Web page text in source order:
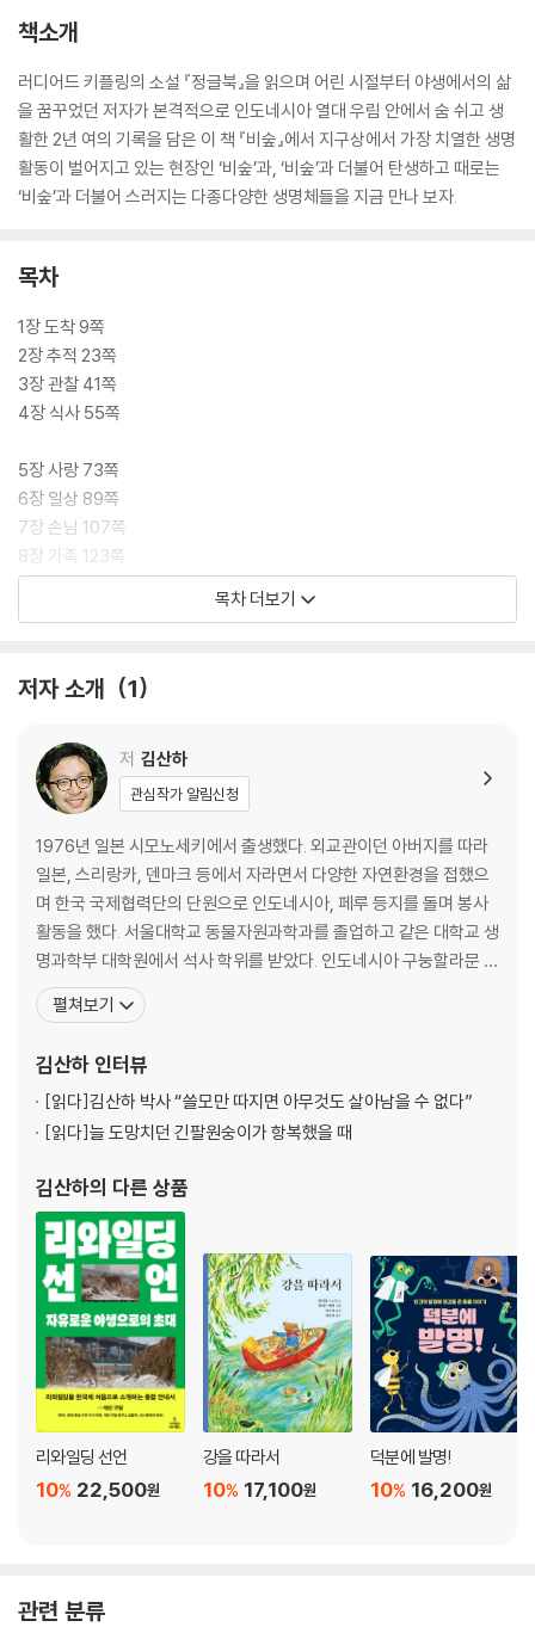
책소개
러디어드 키플링의 소설 『정글북』을 읽으며 어린 시절부터 야생에서의 삶
을 꿈꾸었던 저자가 본격적으로 인도네시아 열대 우림 안에서 숨 쉬고 생
활한 2년 여의 기록을 담은 이 책 『비숲』에서 지구상에서 가장 치열한 생명
활동이 벌어지고 있는 현장인 ‘비숲’과, ‘비숲’과 더불어 탄생하고 때로는
‘비숲’과 더불어 스러지는 다종다양한 생명체들을 지금 만나 보자.
목차
1장 도착 9쪽
2장 추적 23쪽
3장 관찰 41쪽
4장 식사 55쪽
5장 사랑 73쪽
6장 일상 89쪽
7장 손님 107쪽
8장 가족 123쪽
12장 친구 189쪽
13장 관계 205쪽
14장 여유 223쪽
15장 기록 243쪽
16장 여행 261쪽
17장 기억 277쪽
18장 녹지 293쪽
19장 앨범 313쪽
20장 떠남 333쪽
사진 저작권 351쪽
목차 더보기
저자 소개 1
저 김산하
관심작가 알림신청
1976년 일본 시모노세키에서 출생했다. 외교관이던 아버지를 따라
일본, 스리랑카, 덴마크 등에서 자라면서 다양한 자연환경을 접했으
며 한국 국제협력단의 단원으로 인도네시아, 페루 등지를 돌며 봉사
활동을 했다. 서울대학교 동물자원과학과를 졸업하고 같은 대학교 생
명과학부 대학원에서 석사 학위를 받았다. 인도네시아 구눙할라문 국
립공원에서 자바긴팔원숭이를 연구한 우리나라 최초의 야생 영장류
학자로, 예술적 감성과 인문학적 소양을 두루 갖춘 과학자다. 생태학
융합하는 작업에도 관심을 가져 영국 크랜필드대학교 디자인센터에
서 박사
펼쳐보기
김산하 인터뷰
[읽다]김산하 박사 “쓸모만 따지면 아무것도 살아남을 수 없다”
[읽다]늘 도망치던 긴팔원숭이가 항복했을 때
김산하의 다른 상품
리와일딩 선언
22,500원
10%
강을 따라서
17,100원
10%
덕분에 발명!
16,200원
10%
관련 분류